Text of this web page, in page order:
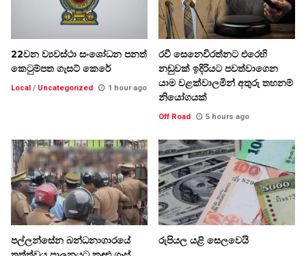
22වන ව්‍යවස්ථා සංශෝධන පනත්
කෙටුම්පත ගැසට් කෙරේ
Local / Uncategorized 1 hour ago
රවී සෙනෙවිරත්නට එරෙහි
නඩුවක් ඉදිරියට පවත්වාගෙන
යාම වළක්වාලමින් අතුරු තහනම්
නියෝගයක්
Off Road 5 hours ago
පල්ලන්සේන බන්ධනාගාරයේ
රුපියල යළි සෙලවෙයි